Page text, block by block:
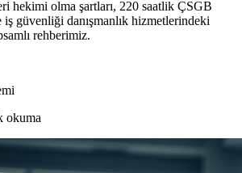
hekimi olma şartları, 220 saatlik ÇSGB
güvenliği danışmanlık hizmetlerindeki
rehberimiz.
okuma